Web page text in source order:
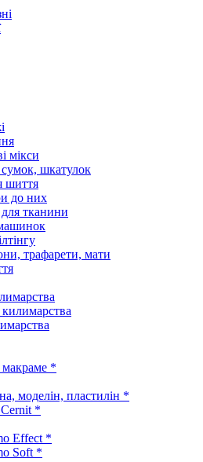
мікси
шкатулок
шиття
до них
тканини
трафарети, мати
макраме *
моделін, пластилін *
*
Effect *
Soft *